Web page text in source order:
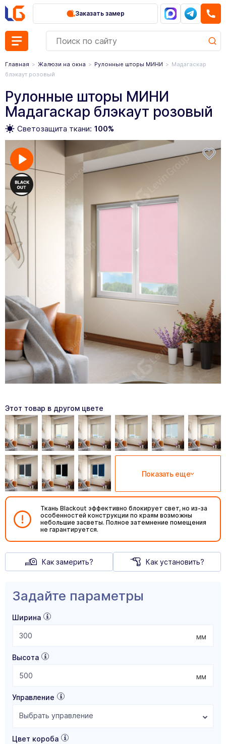
Заказать замер
Главная Жалюзи на окна Рулонные шторы МИНИ
Мадагаскар
блэкаут розовый
Рулонные шторы МИНИ
Мадагаскар блэкаут розовый
Светозащита ткани: 100%
Этот товар в другом цвете
Показать еще
Ткань Blackout эффективно блокирует свет, но из-за
особенностей конструкции по краям возможны
небольшие засветы. Полное затемнение помещения
не гарантируется.
Как замерить? Как установить?
Задайте параметры
Ширина
мм
Высота
мм
Управление
Выбрать управление
Цвет короба